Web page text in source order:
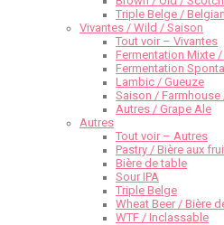
Triple Belge /
Vivantes / Wild / Saison
Tout voir – Vivantes
Fermentation Mixte /
Fermentation
Lambic / Gueuze
Saison / Farmhouse
Autres / Grape Ale
Autres
Tout voir – Autres
Pastry / Bière aux
Bière de table
Sour IPA
Triple Belge
Wheat Beer / Bière
WTF / Inclassable